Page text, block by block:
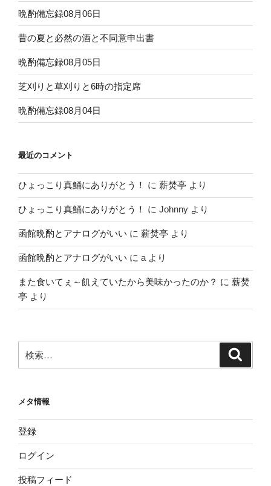
晩酌備忘録08月06日
昔の夏と必然の酒と不同意申出書
晩酌備忘録08月05日
芝刈りと草刈りと6時の指定席
晩酌備忘録08月04日
最近のコメント
ひょっこり真鯒にありがとう！ に 薪焚亭 より
ひょっこり真鯒にありがとう！ に Johnny より
函館晩酌とアナログがいい に 薪焚亭 より
函館晩酌とアナログがいい に a より
また食いてぇ～飢えていたから美味かったのか？ に 薪焚
亭 より
索:
メタ情報
登録
ログイン
投稿フィード